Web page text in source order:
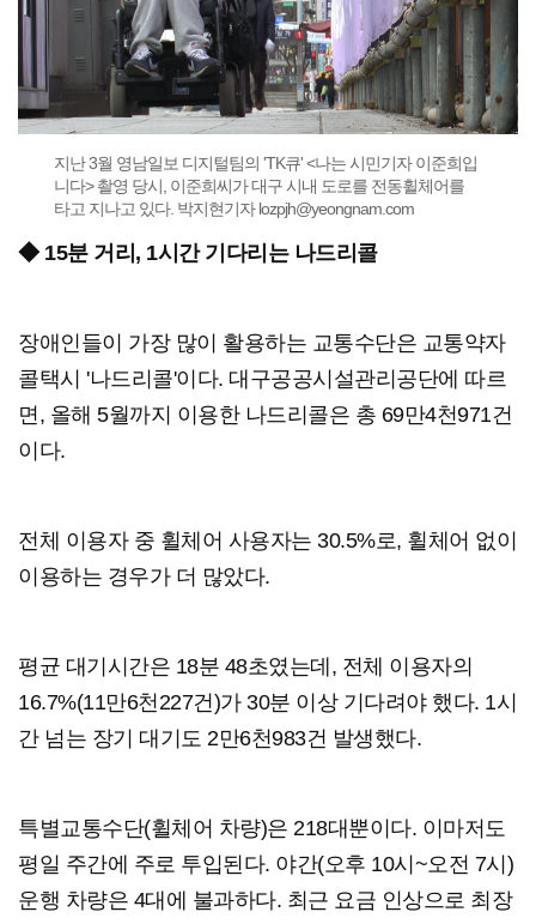
지난 3월 영남일보 디지털팀의 'TK큐' <나는 시민기자 이준희입
니다> 촬영 당시, 이준희씨가 대구 시내 도로를 전동휠체어를
타고 지나고 있다. 박지현기자 lozpjh@yeongnam.com
◆ 15분 거리, 1시간 기다리는 나드리콜
장애인들이 가장 많이 활용하는 교통수단은 교통약자
콜택시 '나드리콜'이다. 대구공공시설관리공단에 따르
면, 올해 5월까지 이용한 나드리콜은 총 69만4천971건
이다.
전체 이용자 중 휠체어 사용자는 30.5%로, 휠체어 없이
이용하는 경우가 더 많았다.
평균 대기시간은 18분 48초였는데, 전체 이용자의
16.7%(11만6천227건)가 30분 이상 기다려야 했다. 1시
간 넘는 장기 대기도 2만6천983건 발생했다.
특별교통수단(휠체어 차량)은 218대뿐이다. 이마저도
평일 주간에 주로 투입된다. 야간(오후 10시~오전 7시)
운행 차량은 4대에 불과하다. 최근 요금 인상으로 최장